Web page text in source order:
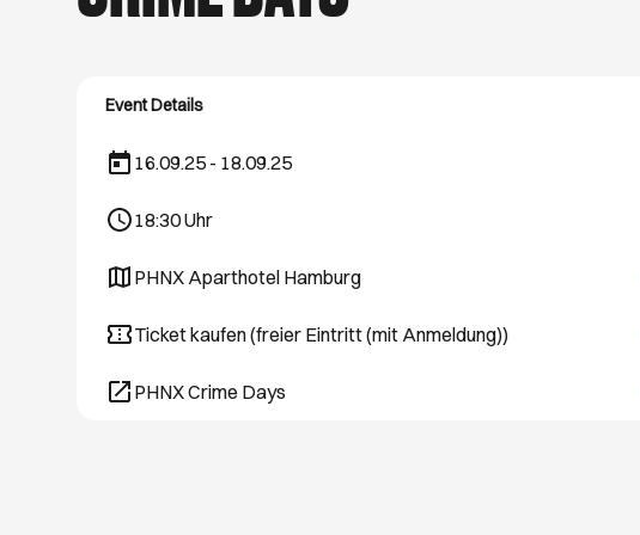
Event Details
16.09.25 - 18.09.25
18:30Uhr
PHNX Aparthotel Hamburg
Öffnet ein neues Browser-Tab
Ticket kaufen (freier Eintritt (mit Anmeldung))
Öffnet ein neues Browser-Tab
PHNX Crime Days
Öffnet ein neues Browser-Tab